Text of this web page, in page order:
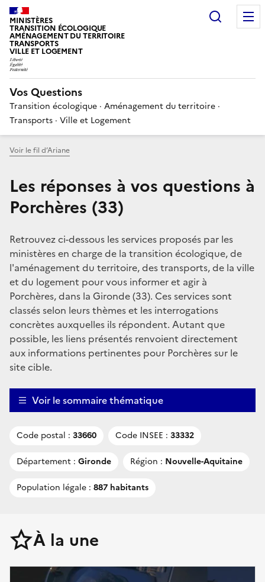
MINISTÈRES
TRANSITION ÉCOLOGIQUE
AMÉNAGEMENT DU TERRITOIRE
TRANSPORTS
VILLE ET LOGEMENT
Vos Questions
Transition écologique · Aménagement du territoire ·
Transports · Ville et Logement
Voir le fil d’Ariane
Les réponses à vos questions à
Porchères (33)
Retrouvez ci-dessous les services proposés par les
ministères en charge de la transition écologique, de
l'aménagement du territoire, des transports, de la ville
et du logement pour vous informer et agir à
Porchères, dans la Gironde (33). Ces services sont
classés selon leurs thèmes et les interrogations
concrètes auxquelles ils répondent. Autant que
possible, les liens présentés renvoient directement
aux informations pertinentes pour Porchères sur le
site cible.
Voir le sommaire thématique
Code postal : 33660 Code INSEE : 33332
Département : Gironde Région : Nouvelle-Aquitaine
Population légale : 887 habitants
À la une